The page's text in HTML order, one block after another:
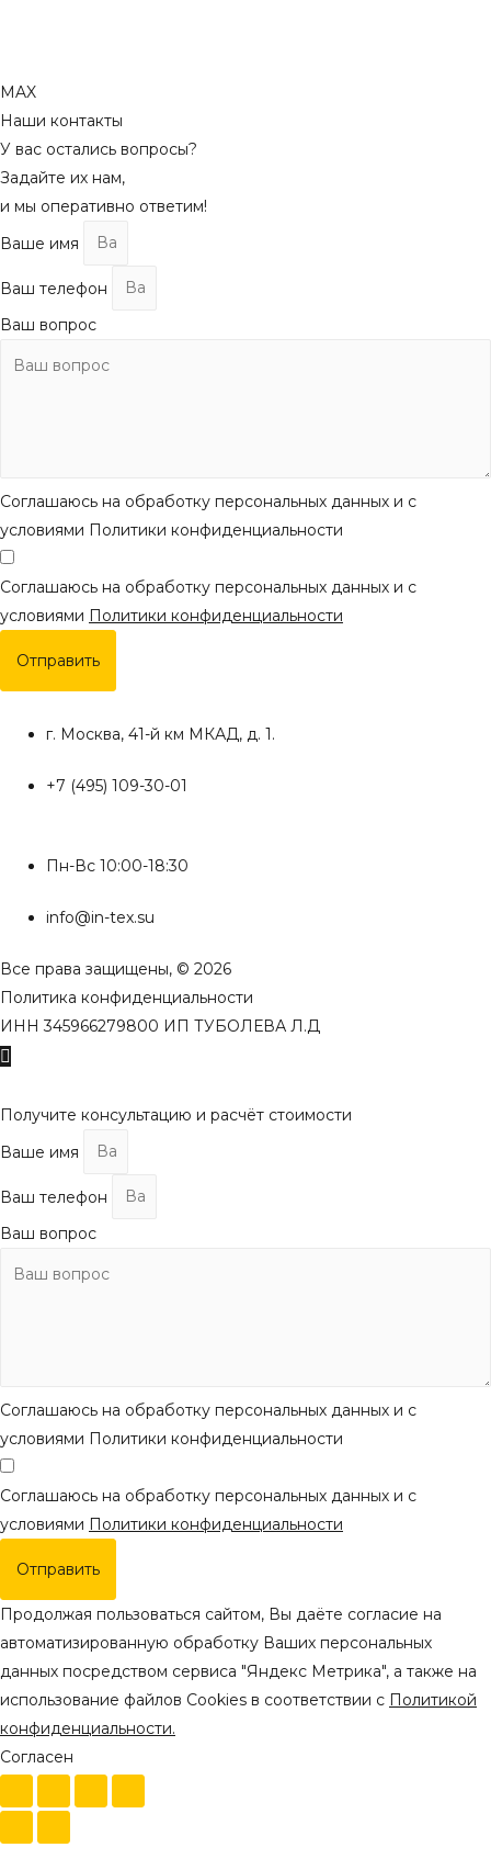
MAX
Наши контакты
У вас остались вопросы?
Задайте их нам,
и мы оперативно ответим!
Ваше имя
Ваш телефон
Ваш вопрос
Соглашаюсь на обработку персональных данных и с
условиями Политики конфиденциальности
Соглашаюсь на обработку персональных данных и с
условиями Политики конфиденциальности
Отправить
г. Москва, 41-й км МКАД, д. 1.
+7 (495) 109-30-01
Пн-Вс 10:00-18:30
info@in-tex.su
Все права защищены, © 2026
Политика конфиденциальности
ИНН 345966279800 ИП ТУБОЛЕВА Л.Д
Получите консультацию и расчёт стоимости
Ваше имя
Ваш телефон
Ваш вопрос
Соглашаюсь на обработку персональных данных и с
условиями Политики конфиденциальности
Соглашаюсь на обработку персональных данных и с
условиями Политики конфиденциальности
Отправить
Продолжая пользоваться сайтом, Вы даёте согласие на
автоматизированную обработку Ваших персональных
данных посредством сервиса "Яндекс Метрика", а также на
использование файлов Cookies в соответствии с Политикой
конфиденциальности.
Согласен